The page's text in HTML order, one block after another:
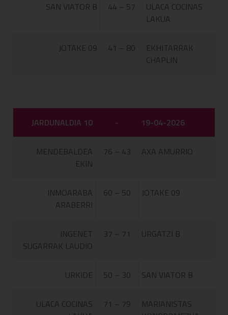
SAN VIATOR B 44 – 57
ULACA COCINAS
LAKUA
JOTAKE 09 41 – 80
EKHITARRAK
CHAPLIN
JARDUNALDIA 10 - 19-04-2026
MENDEBALDEA
EKIN
76 – 43 AXA AMURRIO
INMOARABA
ARABERRI
60 – 50 JOTAKE 09
INGENET
SUGARRAK LAUDIO
37 – 71 URGATZI B
URKIDE 50 – 30 SAN VIATOR B
ULACA COCINAS
71 – 79
MARIANISTAS